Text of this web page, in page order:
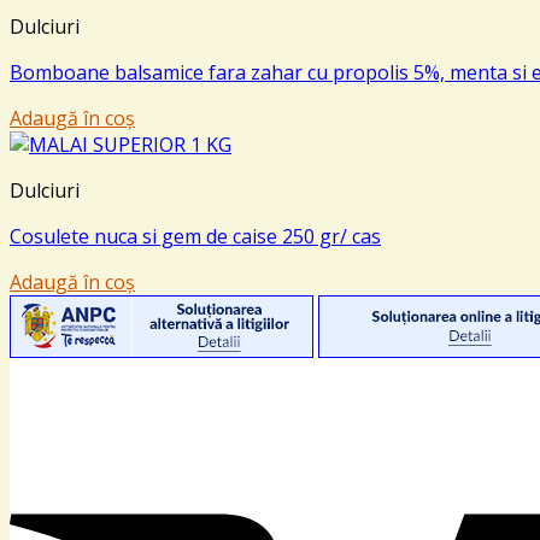
Dulciuri
Bomboane balsamice fara zahar cu propolis 5%, menta si
Adaugă în coș
Dulciuri
Cosulete nuca si gem de caise 250 gr/ cas
Adaugă în coș